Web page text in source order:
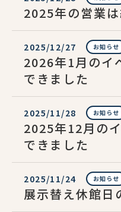
2025年の営業は
2025/12/27 お知らせ
2026年1月のイ
できました
2025/11/28 お知らせ
2025年12月の
できました
2025/11/24 お知らせ
展示替え休館日